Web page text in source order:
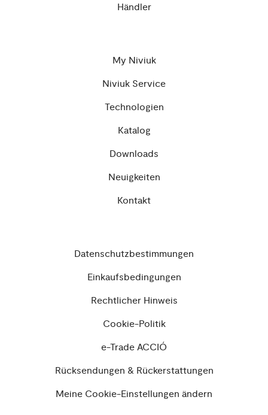
Händler
My Niviuk
Niviuk Service
Technologien
Katalog
Downloads
Neuigkeiten
Kontakt
Datenschutzbestimmungen
Einkaufsbedingungen
Rechtlicher Hinweis
Cookie-Politik
e-Trade ACCIÓ
Rücksendungen & Rückerstattungen
Meine Cookie-Einstellungen ändern